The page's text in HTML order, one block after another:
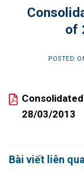
of
POSTED
28/03/2013
Bài viết liên